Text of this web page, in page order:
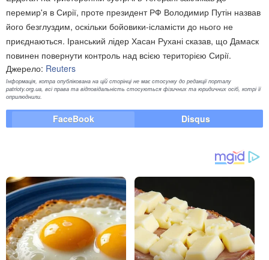
перемир'я в Сирії, проте президент РФ Володимир Путін назвав
його безглуздим, оскільки бойовики-ісламісти до нього не
приєднаються. Іранський лідер Хасан Рухані сказав, що Дамаск
повинен повернути контроль над всією територією Сирії.
Джерело: Reuters
Інформація, котра опублікована на цій сторінці не має стосунку до редакції порталу
patrioty.org.ua, всі права та відповідальність стосуються фізичних та юридичних осіб, котрі її
оприлюднили.
FaceBook Disqus